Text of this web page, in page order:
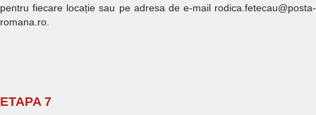
pentru fiecare locație sau pe adresa de e-mail rodica.fetecau@posta-
romana.ro.
ETAPA 7